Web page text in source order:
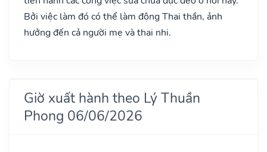
Bởi việc làm đó có thể làm động Thai thần, ảnh
hưởng đến cả người mẹ và thai nhi.
Giờ xuất hành theo Lý Thuần
Phong 06/06/2026